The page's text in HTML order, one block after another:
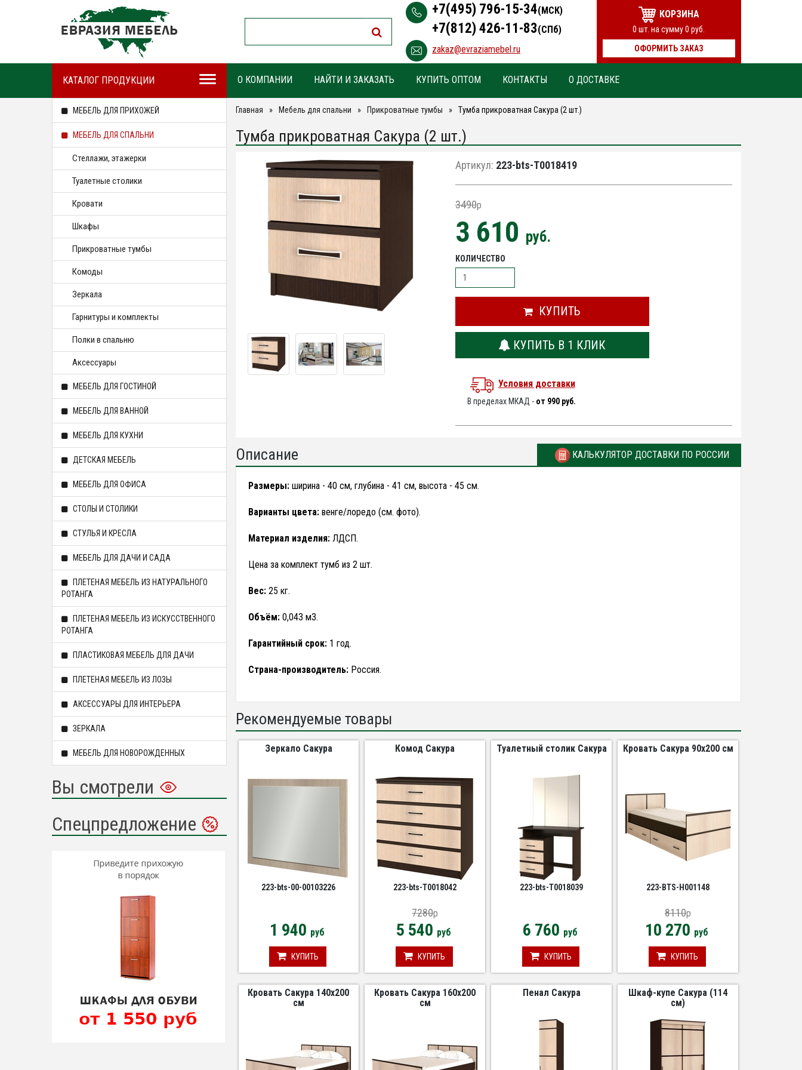
+7(495) 796-15-34(МСК)
+7(812) 426-11-83(СПб)
zakaz@evraziamebel.ru
КОРЗИНА
0 шт. на сумму0 руб.
ОФОРМИТЬ ЗАКАЗ
КАТАЛОГ ПРОДУКЦИИ О КОМПАНИИ НАЙТИ И ЗАКАЗАТЬ КУПИТЬ ОПТОМ КОНТАКТЫ О ДОСТАВКЕ
МЕБЕЛЬ ДЛЯ ПРИХОЖЕЙ
МЕБЕЛЬ ДЛЯ СПАЛЬНИ
Стеллажи, этажерки
Туалетные столики
Кровати
Шкафы
Прикроватные тумбы
Комоды
Зеркала
Гарнитуры и комплекты
Полки в спальню
Аксессуары
МЕБЕЛЬ ДЛЯ ГОСТИНОЙ
МЕБЕЛЬ ДЛЯ ВАННОЙ
МЕБЕЛЬ ДЛЯ КУХНИ
ДЕТСКАЯ МЕБЕЛЬ
МЕБЕЛЬ ДЛЯ ОФИСА
СТОЛЫ И СТОЛИКИ
СТУЛЬЯ И КРЕСЛА
МЕБЕЛЬ ДЛЯ ДАЧИ И САДА
ПЛЕТЕНАЯ МЕБЕЛЬ ИЗ НАТУРАЛЬНОГО
РОТАНГА
ПЛЕТЕНАЯ МЕБЕЛЬ ИЗ ИСКУССТВЕННОГО
РОТАНГА
ПЛАСТИКОВАЯ МЕБЕЛЬ ДЛЯ ДАЧИ
ПЛЕТЕНАЯ МЕБЕЛЬ ИЗ ЛОЗЫ
АКСЕССУАРЫ ДЛЯ ИНТЕРЬЕРА
ЗЕРКАЛА
МЕБЕЛЬ ДЛЯ НОВОРОЖДЕННЫХ
Вы смотрели
Спецпредложение
Главная Мебель для спальни Прикроватные тумбы Тумба прикроватная Сакура (2 шт.)
Тумба прикроватная Сакура (2 шт.)
Артикул: 223-bts-Т0018419
3490p
3 610 руб.
КОЛИЧЕСТВО
КУПИТЬ
КУПИТЬ В 1 КЛИК
Условия доставки
В пределах МКАД - от 990 руб.
Описание КАЛЬКУЛЯТОР ДОСТАВКИ ПО РОССИИ
Размеры:ширина - 40 см, глубина - 41 см, высота - 45 см.
Варианты цвета:венге/лоредо (см. фото).
Материал изделия:ЛДСП.
Цена за комплект тумб из 2 шт.
Вес:25 кг.
Объём:0,043 м3.
Гарантийный срок:1 год.
Страна-производитель:Россия.
Рекомендуемые товары
Зеркало Сакура
223-bts-00-00103226
1 940 руб
КУПИТЬ
Комод Сакура
223-bts-Т0018042
7280p
5 540 руб
КУПИТЬ
Туалетный столик Сакура
223-bts-Т0018039
6 760 руб
КУПИТЬ
Кровать Сакура 90х200 см
223-BTS-Н001148
8110p
10 270 руб
КУПИТЬ
Кровать Сакура 140х200
см
Кровать Сакура 160х200
см
Пенал Сакура
Шкаф-купе Сакура (114
см)